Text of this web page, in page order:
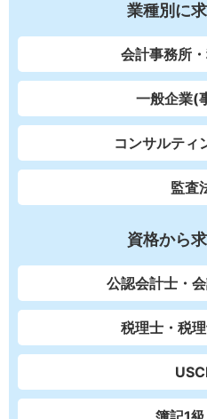
業種別に
会計事務所
一般企業(
コンサルティ
監査
資格から
公認会計士・
税理士・税